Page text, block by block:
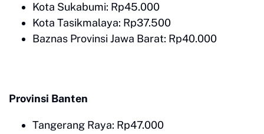
Kota Sukabumi: Rp45.000
Kota Tasikmalaya: Rp37.500
Baznas Provinsi Jawa Barat: Rp40.000
Provinsi Banten
Tangerang Raya: Rp47.000